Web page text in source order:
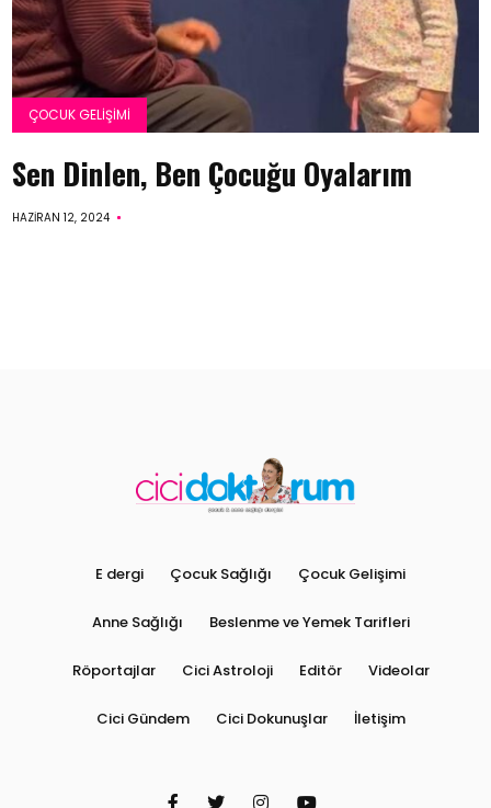
ÇOCUK GELIŞIMI
Sen Dinlen, Ben Çocuğu Oyalarım
HAZIRAN 12, 2024
E dergi Çocuk Sağlığı Çocuk Gelişimi
Anne Sağlığı Beslenme ve Yemek Tarifleri
Röportajlar Cici Astroloji Editör Videolar
Cici Gündem Cici Dokunuşlar İletişim